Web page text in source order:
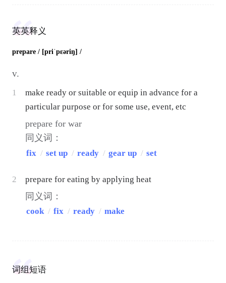
英英释义
prepare / [priˈpɛəriŋ] /
v.
1
make ready or suitable or equip in advance for a
particular purpose or for some use, event, etc
prepare for war
同义词：
fix / set up / ready / gear up / set
2 prepare for eating by applying heat
同义词：
cook/ fix / ready / make
词组短语